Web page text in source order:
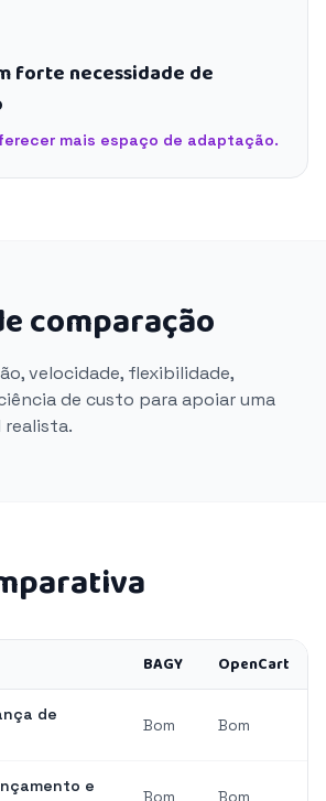
forte necessidade de
mais espaço de adaptação.
comparação
velocidade, flexibilidade,
de custo para apoiar uma
realista.
BAGY OpenCart
de
Bom Bom
e
Bom Bom